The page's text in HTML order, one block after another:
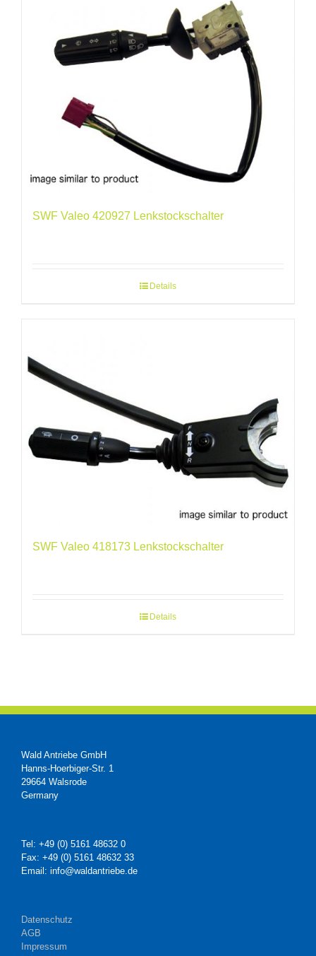
SWF Valeo 420927 Lenkstockschalter
Details
SWF Valeo 418173 Lenkstockschalter
Details
Wald Antriebe GmbH
Hanns-Hoerbiger-Str. 1
29664 Walsrode
Germany
Tel: +49 (0) 5161 48632 0
Fax: +49 (0) 5161 48632 33
Email: info@waldantriebe.de
Datenschutz
AGB
Impressum